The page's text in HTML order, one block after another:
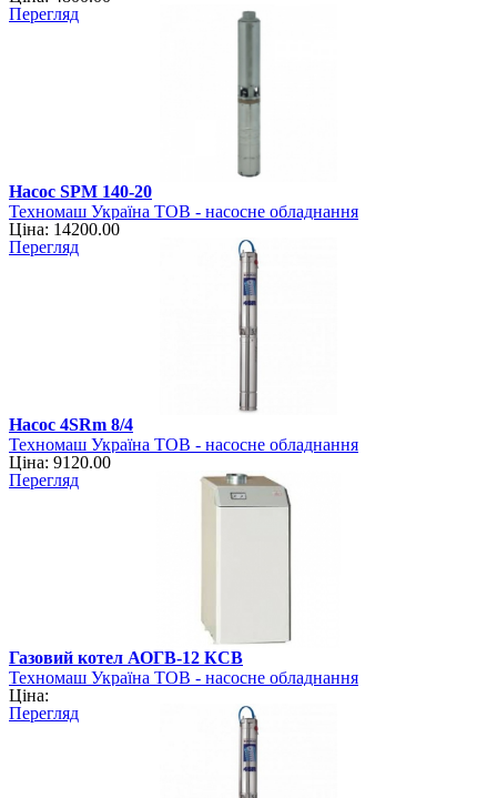
Перегляд
Насос SPM 140-20
Техномаш Україна ТОВ - насосне обладнання
Ціна: 14200.00
Перегляд
Насос 4SRm 8/4
Техномаш Україна ТОВ - насосне обладнання
Ціна: 9120.00
Перегляд
Газовий котел АОГВ-12 КСВ
Техномаш Україна ТОВ - насосне обладнання
Ціна:
Перегляд